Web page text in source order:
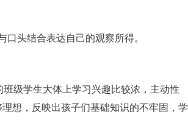
头结合表达自己的观察所得。
班级学生大体上学习兴趣比较浓，主动性
想，反映出孩子们基础知识的不牢固，学